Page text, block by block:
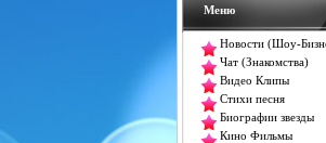
Меню
Новости (Шоу-
Чат (Знакомства)
Видео Клипы
Стихи песня
Биографии звезды
Кино Фильмы